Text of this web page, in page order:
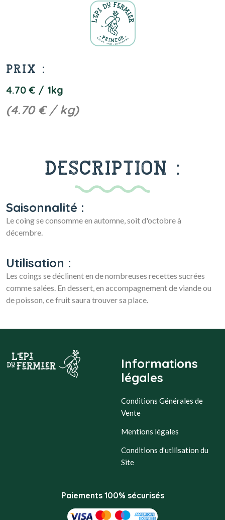
PRIX :
4.70 € / 1kg
(4.70 € / kg)
DESCRIPTION :
Saisonnalité :
Le coing se consomme en automne, soit d'octobre à
décembre.
Utilisation :
Les coings se déclinent en de nombreuses recettes sucrées
comme salées. En dessert, en accompagnement de viande ou
de poisson, ce fruit saura trouver sa place.
Informations
légales
Conditions Générales de
Vente
Mentions légales
Conditions d'utilisation du
Site
Paiements 100% sécurisés